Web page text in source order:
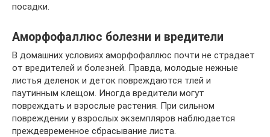
посадки.
Аморфофаллюс болезни и вредители
В домашних условиях аморфофаллюс почти не страдает
от вредителей и болезней. Правда, молодые нежные
листья деленок и деток повреждаются тлей и
паутинным клещом. Иногда вредители могут
повреждать и взрослые растения. При сильном
повреждении у взрослых экземпляров наблюдается
преждевременное сбрасывание листа.